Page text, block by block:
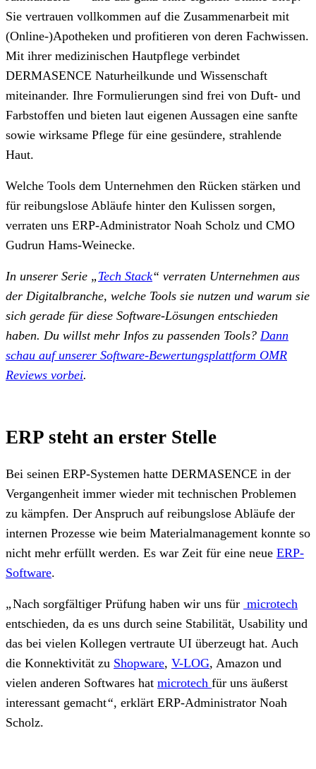
Sie vertrauen vollkommen auf die Zusammenarbeit mit
(Online-)Apotheken und profitieren von deren Fachwissen.
Mit ihrer medizinischen Hautpflege verbindet
DERMASENCE Naturheilkunde und Wissenschaft
miteinander. Ihre Formulierungen sind frei von Duft- und
Farbstoffen und bieten laut eigenen Aussagen eine sanfte
sowie wirksame Pflege für eine gesündere, strahlende
Haut.
Welche Tools dem Unternehmen den Rücken stärken und
für reibungslose Abläufe hinter den Kulissen sorgen,
verraten uns ERP-Administrator Noah Scholz und CMO
Gudrun Hams-Weinecke.
In unserer Serie „ Tech Stack“ verraten Unternehmen aus
der Digitalbranche, welche Tools sie nutzen und warum sie
sich gerade für diese Software-Lösungen entschieden
haben. Du willst mehr Infos zu passenden Tools? Dann
schau auf unserer Software-Bewertungsplattform OMR
Reviews vorbei.
ERP steht an erster Stelle
Bei seinen ERP-Systemen hatte DERMASENCE in der
Vergangenheit immer wieder mit technischen Problemen
zu kämpfen. Der Anspruch auf reibungslose Abläufe der
internen Prozesse wie beim Materialmanagement konnte so
nicht mehr erfüllt werden. Es war Zeit für eine neue ERP-
Software.
„Nach sorgfältiger Prüfung haben wir uns für microtech
entschieden, da es uns durch seine Stabilität, Usability und
das bei vielen Kollegen vertraute UI überzeugt hat. Auch
die Konnektivität zu Shopware, V-LOG, Amazon und
vielen anderen Softwares hat microtech für uns äußerst
interessant gemacht“, erklärt ERP-Administrator Noah
Scholz.